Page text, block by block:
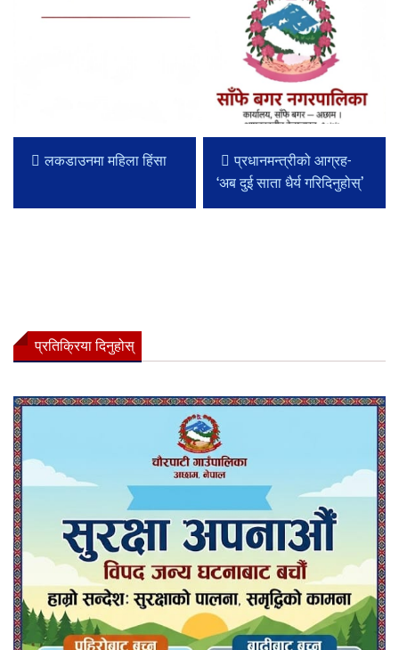
लकडाउनमा महिला हिंसा
प्रधानमन्त्रीको आग्रह-
‘अब दुई साता धैर्य गरिदिनुहोस्’
प्रतिक्रिया दिनुहोस्